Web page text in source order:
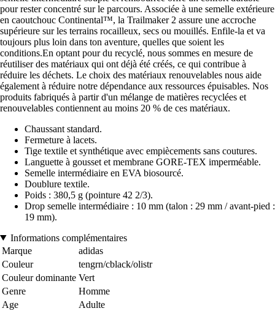
pour rester concentré sur le parcours. Associée à une semelle extérieure
en caoutchouc Continental™, la Trailmaker 2 assure une accroche
supérieure sur les terrains rocailleux, secs ou mouillés. Enfile-la et va
toujours plus loin dans ton aventure, quelles que soient les
conditions.En optant pour du recyclé, nous sommes en mesure de
réutiliser des matériaux qui ont déjà été créés, ce qui contribue à
réduire les déchets. Le choix des matériaux renouvelables nous aide
également à réduire notre dépendance aux ressources épuisables. Nos
produits fabriqués à partir d'un mélange de matières recyclées et
renouvelables contiennent au moins 20 % de ces matériaux.
Chaussant standard.
Fermeture à lacets.
Tige textile et synthétique avec empiècements sans coutures.
Languette à gousset et membrane GORE-TEX imperméable.
Semelle intermédiaire en EVA biosourcé.
Doublure textile.
Poids : 380,5 g (pointure 42 2/3).
Drop semelle intermédiaire : 10 mm (talon : 29 mm / avant-pied :
19 mm).
Informations complémentaires
Marque
adidas
Couleur
tengrn/cblack/olistr
Couleur dominante Vert
Genre
Homme
Age
Adulte